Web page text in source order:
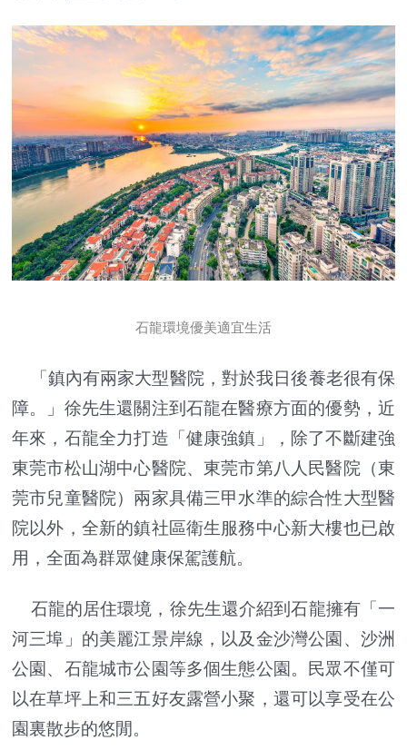
石龍環境優美適宜生活
「鎮內有兩家大型醫院，對於我日後養老很有保
障。」徐先生還關注到石龍在醫療方面的優勢，近
年來，石龍全力打造「健康強鎮」，除了不斷建強
東莞市松山湖中心醫院、東莞市第八人民醫院（東
莞市兒童醫院）兩家具備三甲水準的綜合性大型醫
院以外，全新的鎮社區衛生服務中心新大樓也已啟
用，全面為群眾健康保駕護航。
石龍的居住環境，徐先生還介紹到石龍擁有「一
河三埠」的美麗江景岸線，以及金沙灣公園、沙洲
公園、石龍城市公園等多個生態公園。民眾不僅可
以在草坪上和三五好友露營小聚，還可以享受在公
園裏散步的悠閒。